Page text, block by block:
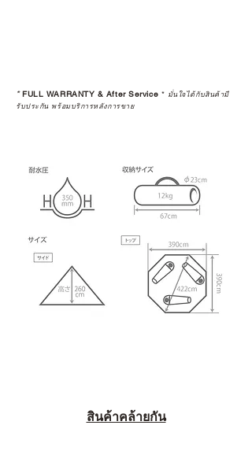
*FULL WARRANTY & After Service * มั่นใจได้กับสินค้ามี
รับประกัน พร้อมบริการหลังการขาย
สินค้าคล้ายกัน